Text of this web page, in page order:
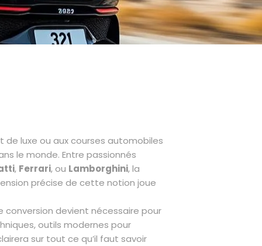
luxe ou aux courses automobiles
le monde. Entre passionnés
, Ferrari, ou Lamborghini, la
précise de cette notion joue
devient nécessaire pour
outils modernes pour
sur tout ce qu’il faut savoir